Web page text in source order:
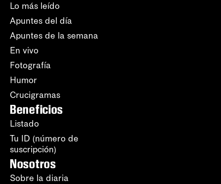
Lo más leído
Apuntes del día
Apuntes de la semana
En vivo
Fotografía
Humor
Crucigramas
Beneficios
Listado
Tu ID (número de
suscripción)
Nosotros
Sobre la diaria